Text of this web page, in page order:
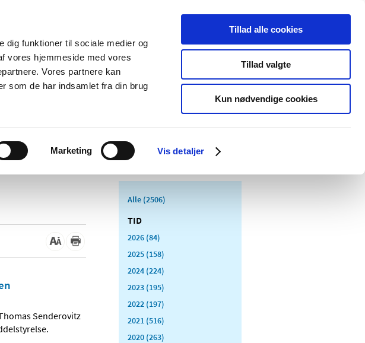
dig funktioner til sociale medier og
vores hjemmeside med vores
Vores partnere kan
som de har indsamlet fra din brug
Marketing Vis detaljer
Tillad alle cookies
Tillad valgte
Kun nødvendige cookies
Om os Kontakt Udgivelser
og salg af
Medicinsk
Særlige
produktområder
Senderovitz
Alle (2506)
TID
2026 (84)
2025 (158)
2024 (224)
2023 (195)
2022 (197)
2021 (516)
2020 (263)